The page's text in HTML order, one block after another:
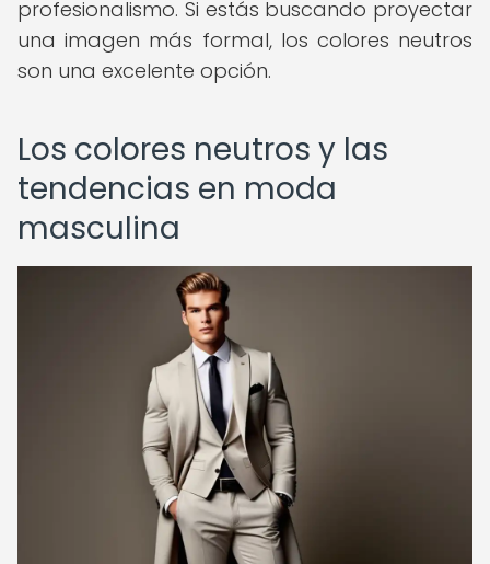
profesionalismo. Si estás buscando proyectar
una imagen más formal, los colores neutros
son una excelente opción.
Los colores neutros y las
tendencias en moda
masculina